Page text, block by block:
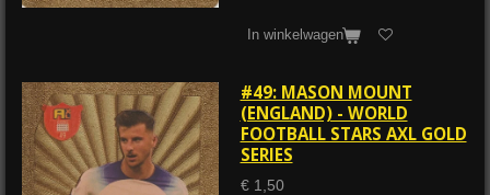
In winkelwagen
#49: MASON MOUNT
(ENGLAND) - WORLD
FOOTBALL STARS AXL GOLD
SERIES
€ 1,50